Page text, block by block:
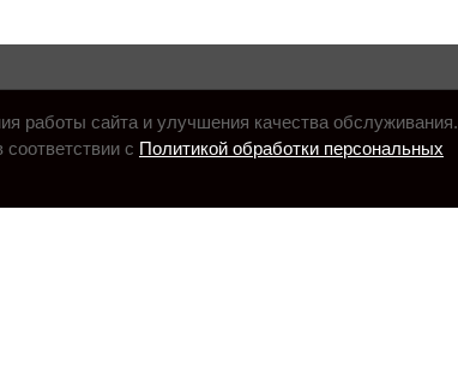
работы сайта и улучшения качества обслуживания.
с Политикой обработки персональных